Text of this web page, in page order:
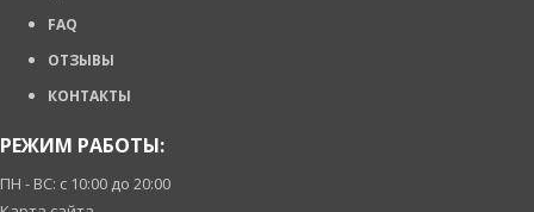
FAQ
ОТЗЫВЫ
КОНТАКТЫ
РЕЖИМ РАБОТЫ:
ПН - ВС: с 10:00 до 20:00